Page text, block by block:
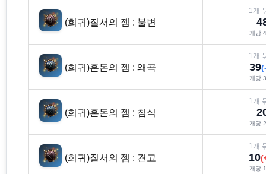
(희귀)질서의 젬 : 불변
1개
개당
(희귀)혼돈의 젬 : 왜곡
1개
39(
개당
(희귀)혼돈의 젬 : 침식
1개
개당
(희귀)질서의 젬 : 견고
1개
10(
개당